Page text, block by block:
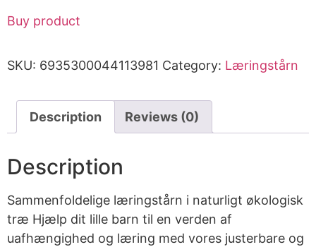
Buy product
SKU: 6935300044113981 Category: Læringstårn
Description Reviews (0)
Description
Sammenfoldelige læringstårn i naturligt økologisk
træ Hjælp dit lille barn til en verden af
uafhængighed og læring med vores justerbare og